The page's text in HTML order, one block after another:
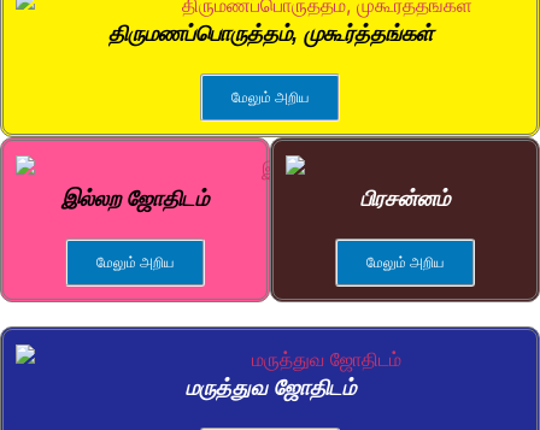
திருமணப்பொருத்தம், முகூர்த்தங்கள்
மேலும் அறிய
இல்லற ஜோதிடம்
மேலும் அறிய
பிரசன்னம்
மேலும் அறிய
மருத்துவ ஜோதிடம்